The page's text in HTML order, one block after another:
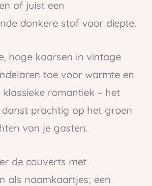
of juist een
donkere stof voor diepte.
hoge kaarsen in vintage
toe voor warmte en
romantiek – het
prachtig op het groen
van je gasten.
de couverts met
als naamkaartjes; een